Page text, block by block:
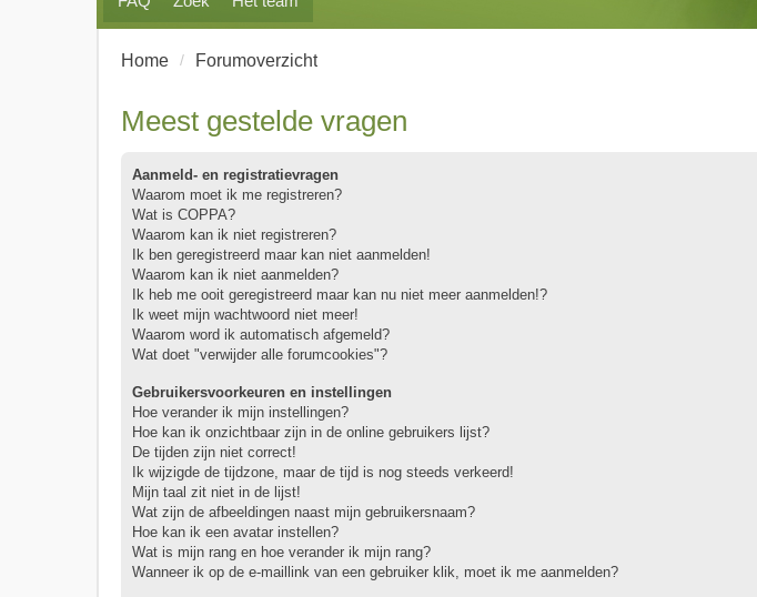
Home Forumoverzicht
Meest gestelde vragen
Aanmeld- en registratievragen
Waarom moet ik me registreren?
Wat is COPPA?
Waarom kan ik niet registreren?
Ik ben geregistreerd maar kan niet aanmelden!
Waarom kan ik niet aanmelden?
Ik heb me ooit geregistreerd maar kan nu niet meer aanmelden!?
Ik weet mijn wachtwoord niet meer!
Waarom word ik automatisch afgemeld?
Wat doet "verwijder alle forumcookies"?
Gebruikersvoorkeuren en instellingen
Hoe verander ik mijn instellingen?
Hoe kan ik onzichtbaar zijn in de online gebruikers lijst?
De tijden zijn niet correct!
Ik wijzigde de tijdzone, maar de tijd is nog steeds verkeerd!
Mijn taal zit niet in de lijst!
Wat zijn de afbeeldingen naast mijn gebruikersnaam?
Hoe kan ik een avatar instellen?
Wat is mijn rang en hoe verander ik mijn rang?
Wanneer ik op de e-maillink van een gebruiker klik, moet ik me aanmelden?